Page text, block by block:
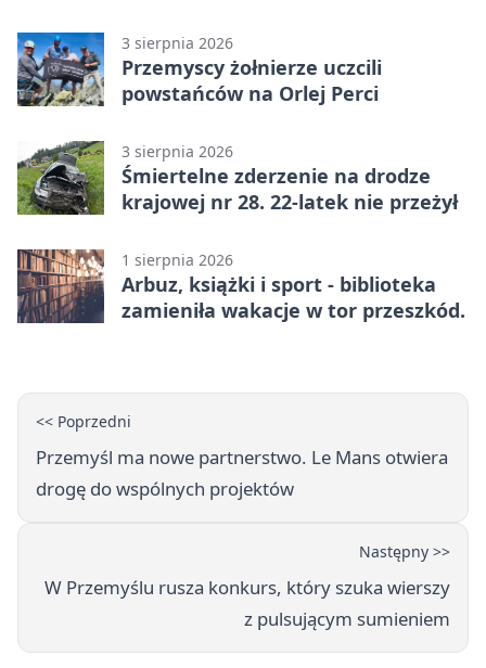
3 sierpnia 2026
Przemyscy żołnierze uczcili
powstańców na Orlej Perci
3 sierpnia 2026
Śmiertelne zderzenie na drodze
krajowej nr 28. 22-latek nie przeżył
1 sierpnia 2026
Arbuz, książki i sport - biblioteka
zamieniła wakacje w tor przeszkód.
<< Poprzedni
Przemyśl ma nowe partnerstwo. Le Mans otwiera
drogę do wspólnych projektów
Następny >>
W Przemyślu rusza konkurs, który szuka wierszy
z pulsującym sumieniem